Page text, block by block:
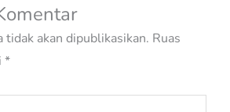
akan dipublikasikan. Ruas
*